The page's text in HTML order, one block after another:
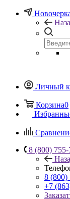
Личный
Корзина0
8 (800)
8 (800)
+7